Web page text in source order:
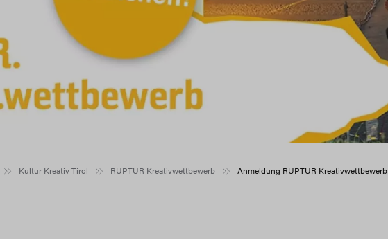
Kultur Kreativ Tirol RUPTUR Kreativwettbewerb Anmeldung RUPTUR Kreativwettbewerb